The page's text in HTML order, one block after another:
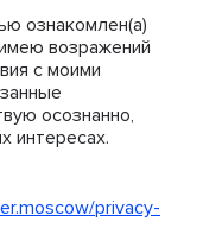
ознакомлен(а)
возражений
с моими
осознанно,
интересах.
privacy-